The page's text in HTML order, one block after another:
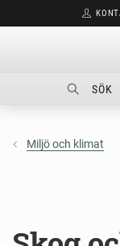
SÖK
Miljö och klimat